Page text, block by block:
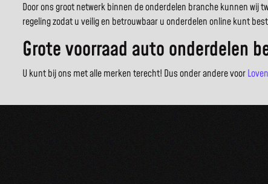
Door ons groot netwerk binnen de onderdelen branche kunnen wij
regeling zodat u veilig en betrouwbaar u onderdelen online kunt
Grote voorraad auto onderdelen
U kunt bij ons met alle merken terecht! Dus onder andere voor